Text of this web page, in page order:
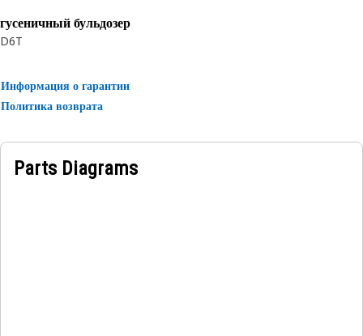
гусеничный бульдозер
D6T
Информация о гарантии
Политика возврата
Parts Diagrams